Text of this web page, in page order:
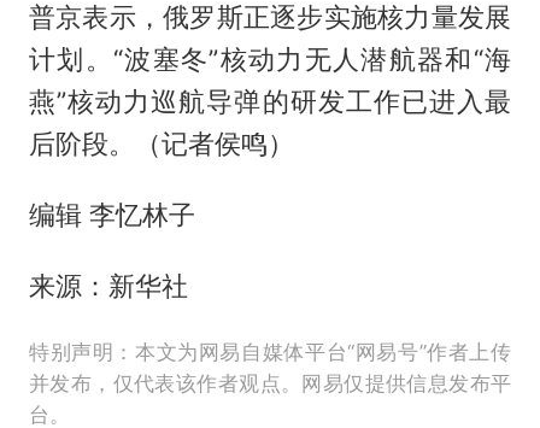
普京表示，俄罗斯正逐步实施核力量发展
计划。“波塞冬”核动力无人潜航器和“海
燕”核动力巡航导弹的研发工作已进入最
后阶段。（记者侯鸣）
编辑 李忆林子
来源：新华社
特别声明：本文为网易自媒体平台“网易号”作者上传
并发布，仅代表该作者观点。网易仅提供信息发布平
台。